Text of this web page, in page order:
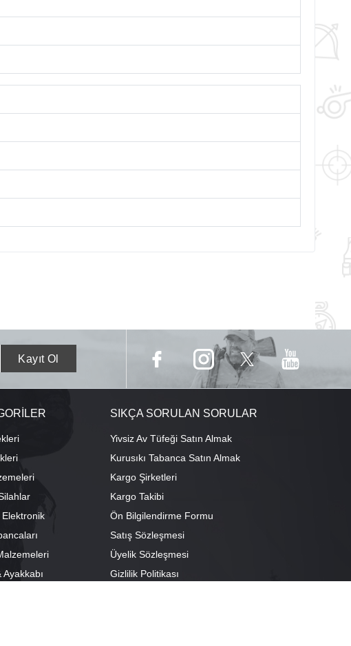
Ayakkabı
SIKÇA SORULAN SORULAR
Yivsiz Av Tüfeği Satın Almak
Kurusıkı Tabanca Satın Almak
Kargo Şirketleri
Kargo Takibi
Ön Bilgilendirme Formu
Satış Sözleşmesi
Üyelik Sözleşmesi
Gizlilik Politikası